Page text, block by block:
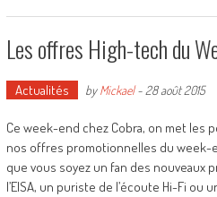
Les offres High-tech du
Actualités byMickael- 28 août 2015
Ce week-end chez Cobra, on met les
nos offres promotionnelles du week-
que vous soyez un fan des nouveaux
l’EISA, un puriste de l’écoute Hi-Fi ou